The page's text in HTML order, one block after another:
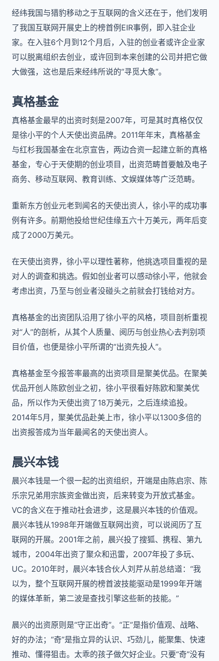
经纬我国与猎豹移动之于互联网的含义还在于，他们发明
了我国互联网开展史上的榜首例EIR事例，即入驻企业
家。在入驻6个月到12个月后，入驻的创业者或许企业家
可以脱离组织去创业，或许回到本来创建的公司并把它做
大做强，这也是后来经纬所说的“寻觅大象”。
真格基金
真格基金最早的出资时刻是2007年，可是其时真格仅仅
是徐小平的个人天使出资品牌。2011年年末，真格基金
与红杉我国基金在北京宣告，两边合资一起建立新的真格
基金，专心于天使期的创业项目，出资范畴首要触及电子
商务、移动互联网、教育训练、文娱媒体等广泛范畴。
重新东方创业元老到闻名的天使出资人，徐小平的成功事
例有许多。前期他投给世纪佳缘五六十万美元，两年后变
成了2000万美元。
在天使出资界，徐小平以理性著称，他挑选项目重视的是
对人的调查和挑选。假如创业者可以感动徐小平，他就会
考虑出资，乃至与创业者没碰头之前就会打钱给对方。
真格基金的出资团队沿用了徐小平的风格，项目剖析重视
对“人”的剖析，从其个人质量、阅历与创业热心去判别项
目价值，也便是徐小平所谓的“出资先投人”。
真格基金至今报答率最高的出资项目是聚美优品。在聚美
优品开创人陈欧创业之初，徐小平很看好陈欧和聚美优
品，所以作为天使出资了18万美元，之后连续追投。
2014年5月，聚美优品赴美上市，徐小平以1300多倍的
出资报答成为当年最闻名的天使出资人。
晨兴本钱
晨兴本钱是一个很一起的出资组织，开端是由陈启宗、陈
乐宗兄弟用宗族资金做出资，后来转变为开放式基金。
VC的含义在于推动社会进步，这是晨兴本钱的价值观。
晨兴本钱从1998年开端做互联网出资，可以说阅历了互
联网的开展。2001年之前，晨兴投了搜狐、携程、第九
城市，2004年出资了聚众和迅雷，2007年投了多玩、
UC。2010年时，晨兴本钱合伙人刘芹从前总结道：“我
以为，整个互联网开展的榜首波技能驱动是1999年开端
的媒体革新，第二波是查找引擎这些新的技能。”
晨兴的出资原则是“守正出奇”。“正”是指价值观、战略、
好的办法；“奇”是指立异的认识、巧劲儿，能聚集、快速
推动、懂得狙击。太乖的孩子做欠好企业。只要“奇”没有